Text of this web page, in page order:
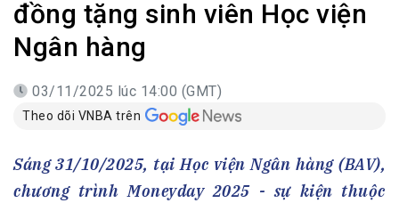
đồng tặng sinh viên Học viện
Ngân hàng
03/11/2025 lúc 14:00 (GMT)
Theo dõi VNBA trên
Sáng 31/10/2025, tại Học viện Ngân hàng (BAV),
chương trình Moneyday 2025 - sự kiện thuộc